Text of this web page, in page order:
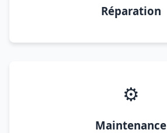
Réparation
⚙️
Maintenance